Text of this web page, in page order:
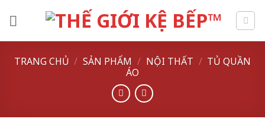
TRANG CHỦ / SẢN PHẨM / NỘI THẤT / TỦ QUẦN
ÁO